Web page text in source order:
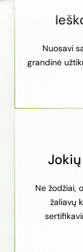
Nuosavi
grandinė
Ne žodžiai,
žaliavų